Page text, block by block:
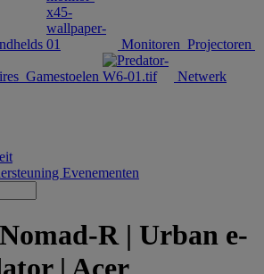
Monitoren Projectoren
Gamestoelen Netwerk
Evenementen
R | Urban e-